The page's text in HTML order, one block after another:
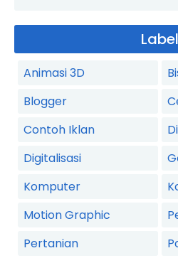
Label
Animasi 3D
Blogger
Contoh Iklan
Digitalisasi
Komputer
Motion Graphic
Pertanian